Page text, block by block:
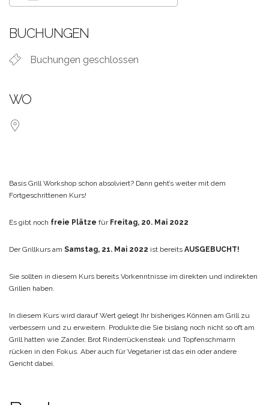
BUCHUNGEN
Buchungen geschlossen
WO
Basis Grill Workshop schon absolviert? Dann geht’s weiter mit dem
Fortgeschrittenen Kurs!
Es gibt noch freie Plätze für Freitag, 20. Mai 2022
Der Grillkurs am Samstag, 21. Mai 2022 ist bereits AUSGEBUCHT!
Sie sollten in diesem Kurs bereits Vorkenntnisse im direkten und indirekten
Grillen haben.
In diesem Kurs wird darauf Wert gelegt Ihr bisheriges Können am Grill zu
verbessern und zu erweitern. Produkte die Sie bislang noch nicht so oft am
Grill hatten wie Zander, Brot Rinderrückensteak und Topfenschmarrn
rücken in den Fokus. Aber auch für Vegetarier ist das ein oder andere
Gericht dabei.